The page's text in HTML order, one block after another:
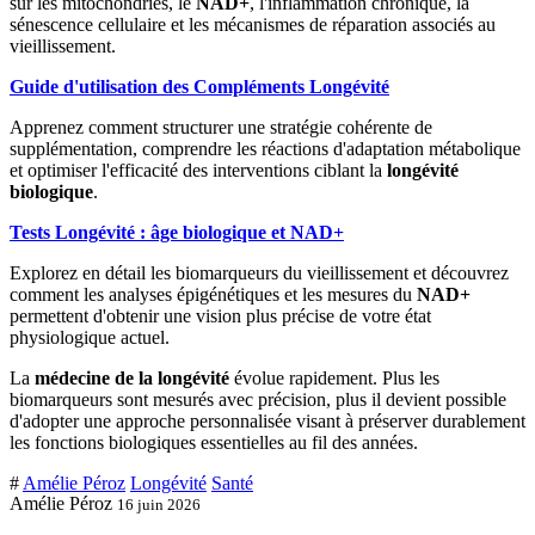
sénescence cellulaire et les mécanismes de réparation associés au
vieillissement.
Guide d'utilisation des Compléments Longévité
Apprenez comment structurer une stratégie cohérente de
supplémentation, comprendre les réactions d'adaptation métabolique
et optimiser l'efficacité des interventions ciblant la longévité
biologique.
Tests Longévité : âge biologique et NAD+
Explorez en détail les biomarqueurs du vieillissement et découvrez
comment les analyses épigénétiques et les mesures du NAD+
permettent d'obtenir une vision plus précise de votre état
physiologique actuel.
La médecine de la longévité évolue rapidement. Plus les
biomarqueurs sont mesurés avec précision, plus il devient possible
d'adopter une approche personnalisée visant à préserver durablement
les fonctions biologiques essentielles au fil des années.
# Amélie Péroz Longévité Santé
Amélie Péroz 16 juin 2026